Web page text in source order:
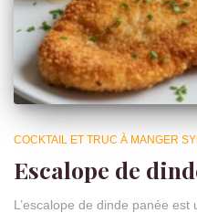
COCKTAIL ET TRUC À MANGER
Escalope de
L’escalope de dinde panée